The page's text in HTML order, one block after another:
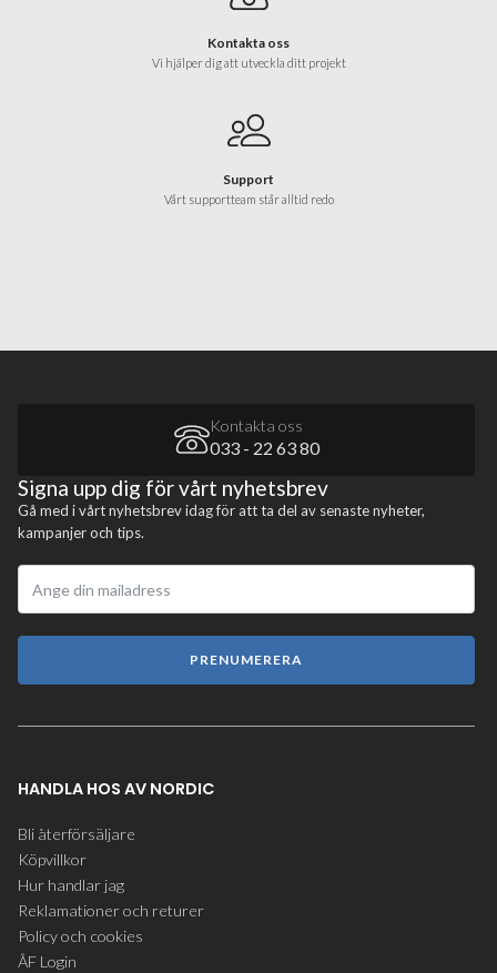
Kontakta oss
Vi hjälper dig att utveckla ditt projekt
Support
Vårt supportteam står alltid redo
Kontakta oss
033 - 22 63 80
Signa upp dig för vårt nyhetsbrev
Gå med i vårt nyhetsbrev idag för att ta del av senaste nyheter,
kampanjer och tips.
PRENUMERERA
HANDLA HOS AV NORDIC
Bli återförsäljare
Köpvillkor
Hur handlar jag
Reklamationer och returer
Policy och cookies
ÅF Login